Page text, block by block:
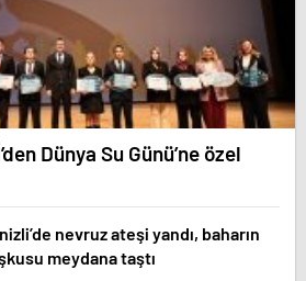
Dünya Su Günü’ne özel
nevruz ateşi yandı, baharın
meydana taştı